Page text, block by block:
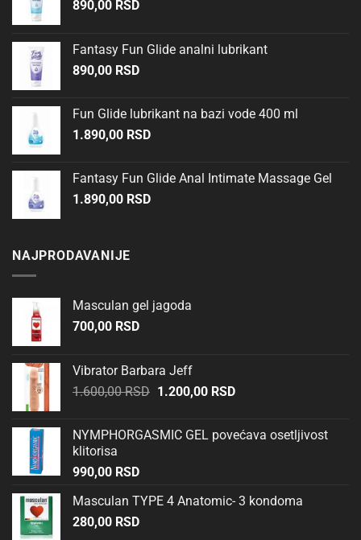
890,00 RSD
Fantasy Fun Glide analni lubrikant
890,00 RSD
Fun Glide lubrikant na bazi vode 400 ml
1.890,00 RSD
Fantasy Fun Glide Anal Intimate Massage Gel
1.890,00 RSD
NAJPRODAVANIJE
Masculan gel jagoda
700,00 RSD
Vibrator Barbara Jeff
1.600,00RSD Originalna
bila:
1.200,00 RSDTrenutna
1.200,00 RSD.
NYMPHORGASMIC GEL povećava osetljivost
klitorisa
990,00 RSD
Masculan TYPE 4 Anatomic- 3 kondoma
280,00 RSD